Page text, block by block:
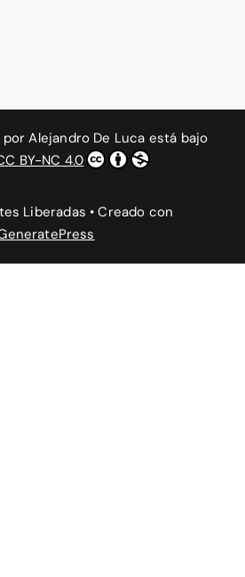
porAlejandro De Luca está bajo
BY-NC 4.0
Liberadas • Creado con